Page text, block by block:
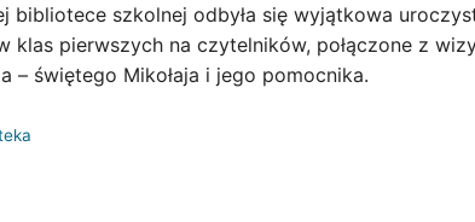
bibliotece szkolnej odbyła się wyjątkowa
klas pierwszych na czytelników, połączone z
– świętego Mikołaja i jego pomocnika.